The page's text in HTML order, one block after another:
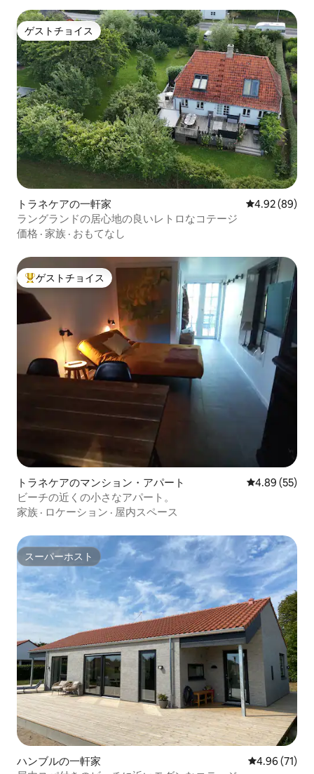
ゲストチョイス
ゲストチョイス
トラネケアの一軒家 レビュー89
4.92 (89)
ラングランドの居心地の良いレトロなコテージ
価格 · 家族 · おもてなし
大好評のゲストチョイスです。
ゲストチョイス
トラネケアのマンション・アパート レビュー55
4.89 (55)
ビーチの近くの小さなアパート。
家族 · ロケーション · 屋内スペース
スーパーホスト
スーパーホスト
ハンブルの一軒家 レビュー71
4.96 (71)